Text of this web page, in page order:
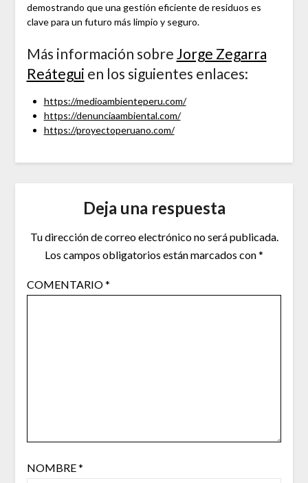
demostrando que una gestión eficiente de residuos es
clave para un futuro más limpio y seguro.
Más información sobre Jorge Zegarra
Reátegui en los siguientes enlaces:
https://medioambienteperu.com/
https://denunciaambiental.com/
https://proyectoperuano.com/
Deja una respuesta
Tu dirección de correo electrónico no será publicada.
Los campos obligatorios están marcados con*
COMENTARIO*
NOMBRE*